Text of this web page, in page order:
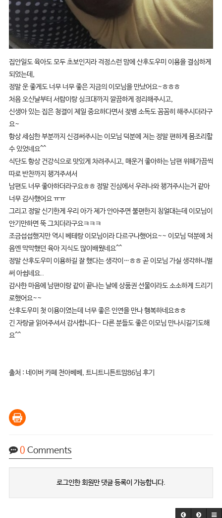
집안일도 육아도 모두 초보인지라 걱정스런 맘에 산후도우미 이용을 결심하게
되었는데,
정말 운 좋게도 너무 너무 좋은 지금의 이모님을 만났어요~ㅎㅎㅎ
처음 오신날부터 서랍이랑 싱크대까지 깔끔하게 정리해주시고,
신생아 있는 집은 청결이 제일 중요하다면서 젖병 소독도 꼼꼼히 해주시더라구
요~
항상 세심한 부분까지 신경써주시는 이모님 덕분에 저는 정말 편하게 몸조리할
수 있었네요^^
식단도 항상 건강식으로 맛있게 차려주시고, 매운거 좋아하는 남편 위해가끔씩
따로 반찬까지 챙겨주셔서
남편도 너무 좋아하더라구요ㅎㅎ 정말 진심에서 우러나와 챙겨주시는거 같아
너무 감사했어요 ㅠㅠ
그리고 정말 신기한게 우리 아가 제가 안아주면 불편한지 칭얼대는데 이모님이
안기만하면 뚝 그치더라구요ㅋㅋㅋ
조금섭섭했지만 역시 베테랑 이모님이라 다르구나했어요~~ 이모님 덕분에 처
음엔 막막했던 육아 지식도 많이배웠네요^^
정말 산후도우미 이용하길 잘 했다는 생각이…ㅎㅎ 곧 이모님 가실 생각하니벌
써 아쉽네요..
감사한 마음에 남편이랑 같이 끝나는 날에 상품권 선물이라도 소소하게 드리기
로했어요~~
산후도우미 첫 이용이였는데 너무 좋은 인연을 만나 행복하네요ㅎㅎ
긴 자랑글 읽어주셔서 감사합니다~ 다른 분들도 좋은 이모님 만나시길기도해
요^^
출처 : 네이버 카페 천아베베, 트니트니튼트맘86님 후기
0 Comments
로그인한 회원만 댓글 등록이 가능합니다.